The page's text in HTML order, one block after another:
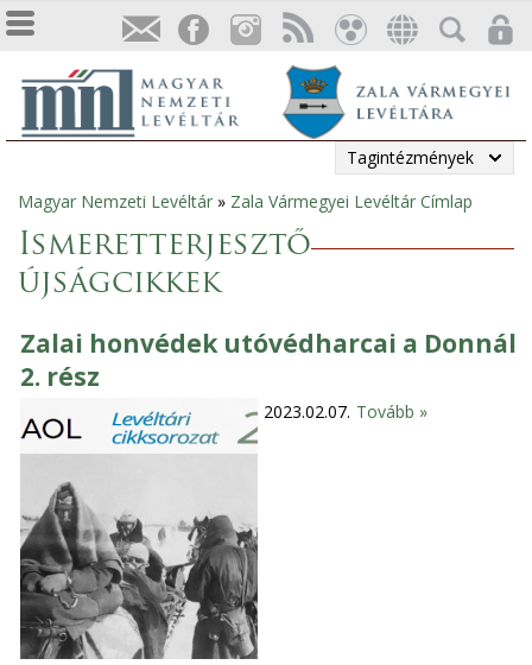
Tagintézmények
Jelenlegi
hely
Magyar Nemzeti Levéltár » Zala Vármegyei Levéltár Címlap
Ismeretterjesztő
újságcikkek
Zalai honvédek utóvédharcai a Donnál
2. rész
2023.02.07. Tovább »